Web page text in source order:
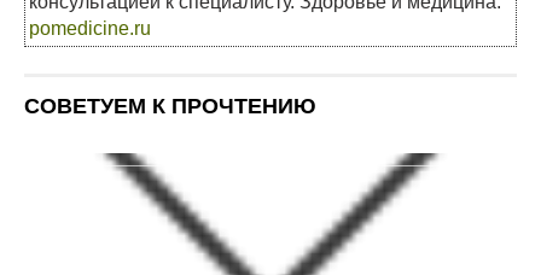
pomedicine.ru
СОВЕТУЕМ К ПРОЧТЕНИЮ